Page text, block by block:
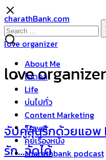
Skip
to
content
charathBank.com
About Me
ไอดอล
Life
บ่นไปทั่ว
Content Marketing
Travel
คุยเรื่องหนัง
charathbank podcast
Search
for:
love organizer
love organizer
จับคู่ลุ้นร้กด้วยแอพ
รัก…จัดได้